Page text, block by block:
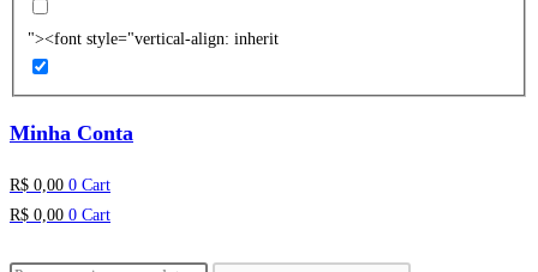
"><font style="vertical-align: inherit
Minha Conta
R$ 0,00 0 Cart
R$ 0,00 0 Cart